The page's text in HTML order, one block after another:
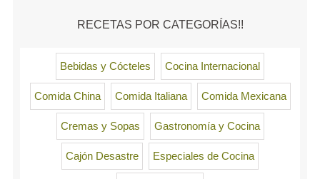
RECETAS POR CATEGORÍAS!!
Bebidas y Cócteles Cocina Internacional
Comida China Comida Italiana Comida Mexicana
Cremas y Sopas Gastronomía y Cocina
Cajón Desastre Especiales de Cocina